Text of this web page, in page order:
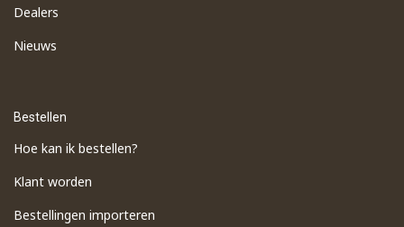
Dealers
Nieuws
Bestellen
Hoe kan ik bestellen?
Klant worden
Bestellingen importeren